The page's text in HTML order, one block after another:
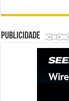
Publicidade